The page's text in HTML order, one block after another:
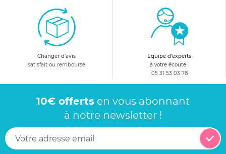
Changer d'avis
satisfait ou remboursé
Equipe d'experts
à votre écoute :
05 31 53 03 78
10€ offerts en vous abonnant
à notre newsletter !